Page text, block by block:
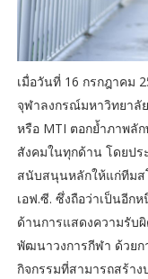
เมื่อวันที่ 16 กรกฎาคม
จุฬาลงกรณ์มหาวิทยาลั
หรือ MTI ตอกย้ำภาพลั
สังคมในทุกด้าน โดยปร
สนับสนุนหลักให้แก่ทีมส
เอฟ.ซี. ซึ่งถือว่าเป็นอีก
ด้านการแสดงความรับ
พัฒนาวงการกีฬา ด้วยก
กิจกรรมที่สามารถสร้า